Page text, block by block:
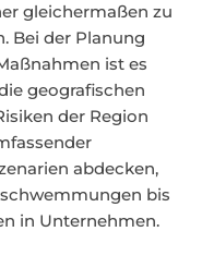
gleichermaßen zu
Bei der Planung
ist es
geografischen
der Region
abdecken,
bis
in Unternehmen.